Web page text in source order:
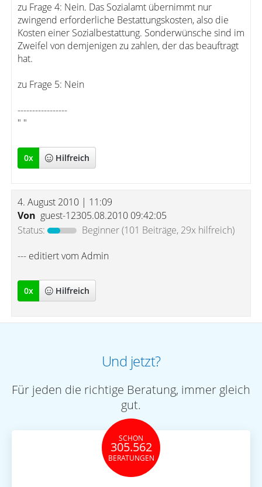
zu Frage 4: Nein. Das Sozialamt übernimmt nur
zwingend erforderliche Bestattungskosten, also die
Kosten einer Sozialbestattung. Sonderwünsche sind im
Zweifel von demjenigen zu zahlen, der das beauftragt
hat.
zu Frage 5: Nein
-----------------
" "
0x Hilfreich
4. August 2010 | 11:09
Von guest-12305.08.2010 09:42:05
Status:
Beginner(101 Beiträge, 29x hilfreich)
--- editiert vom Admin
0x Hilfreich
Und jetzt?
Für jeden die richtige Beratung, immer gleich
gut.
SCHON
305.562
BERATUNGEN